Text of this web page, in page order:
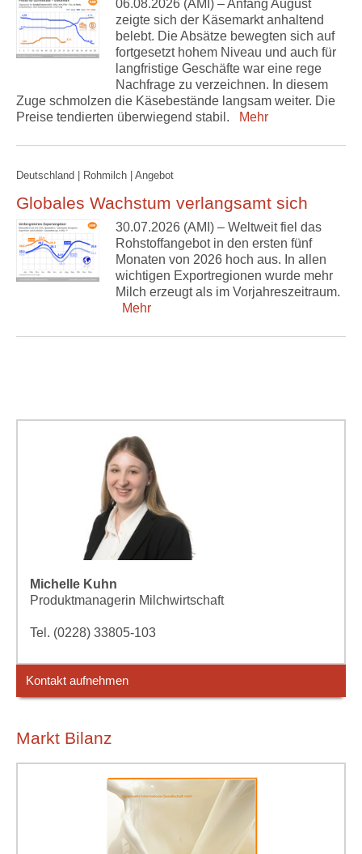
06.08.2026 (AMI) – Anfang August
zeigte sich der Käsemarkt anhaltend
belebt. Die Absätze bewegten sich auf
fortgesetzt hohem Niveau und auch für
langfristige Geschäfte war eine rege
Nachfrage zu verzeichnen. In diesem
Zuge schmolzen die Käsebestände langsam weiter. Die
Preise tendierten überwiegend stabil.
Mehr
Deutschland | Rohmilch | Angebot
Globales Wachstum verlangsamt sich
30.07.2026 (AMI) – Weltweit fiel das
Rohstoffangebot in den ersten fünf
Monaten von 2026 hoch aus. In allen
wichtigen Exportregionen wurde mehr
Milch erzeugt als im Vorjahreszeitraum.
Mehr
Michelle Kuhn
Produktmanagerin Milchwirtschaft
Tel. (0228) 33805-103
Kontakt aufnehmen
Markt Bilanz